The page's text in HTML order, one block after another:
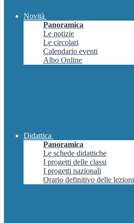
Novità
Panoramica
Le notizie
Le circolari
Calendario eventi
Albo Online
Didattica
Panoramica
Le schede didattiche
I progetti delle classi
I progetti nazionali
Orario definitivo delle lezioni